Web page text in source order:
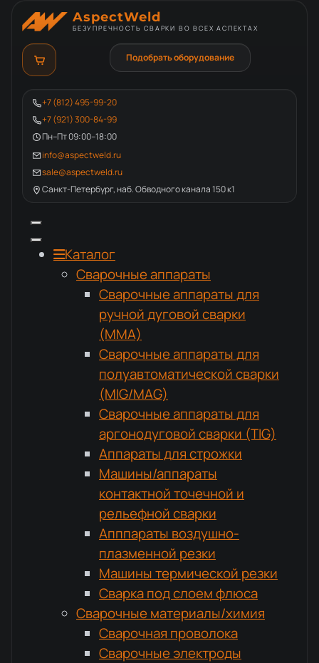
AspectWeld
БЕЗУПРЕЧНОСТЬ СВАРКИ ВО ВСЕХ АСПЕКТАХ
+7 (812) 495-99-20
+7 (921) 300-84-99
Пн–Пт 09:00–18:00
info@aspectweld.ru
sale@aspectweld.ru
Санкт-Петербург, наб. Обводного канала 150 к1
Подобрать оборудование
Каталог
Сварочные аппараты
Сварочные аппараты для
ручной дуговой сварки
(MMA)
Сварочные аппараты для
полуавтоматической сварки
(MIG/MAG)
Сварочные аппараты для
аргонодуговой сварки (TIG)
Аппараты для строжки
Машины/аппараты
контактной точечной и
рельефной сварки
Апппараты воздушно-
плазменной резки
Машины термической резки
Сварка под слоем флюса
Сварочные материалы/химия
Сварочная проволока
Сварочные электроды